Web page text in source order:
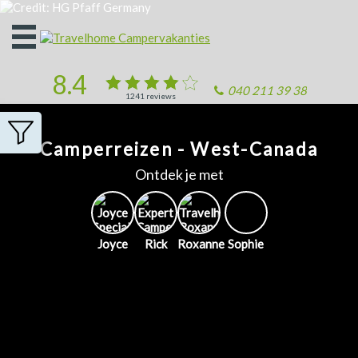
Open
het
040 211 39 38
1241 reviews
8.4
Camperreizen - West-Canada
Ontdek je met
Joyce Rick Roxanne Sophie